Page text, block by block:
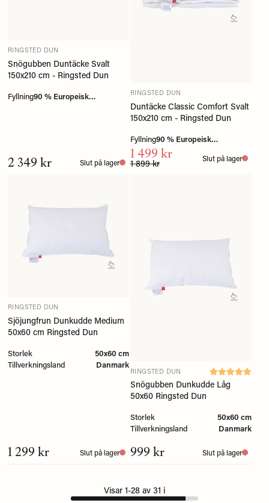
RINGSTED DUN
Snögubben Duntäcke Svalt
150x210 cm - Ringsted Dun
Fyllning90 % Europeisk
2 349 kr Slut på lager
RINGSTED DUN
Duntäcke Classic Comfort Svalt
150x210 cm - Ringsted Dun
Fyllning90 % Europeisk
myskanddun
1 899 kr
1 499 kr Slut på lager
RINGSTED DUN
Sjöjungfrun Dunkudde Medium
50x60 cm Ringsted Dun
Storlek
50x60 cm
Tillverkningsland
Danmark
1 299 kr Slut på lager
RINGSTED DUN
Snögubben Dunkudde Låg
50x60 Ringsted Dun
Storlek
50x60 cm
Tillverkningsland
Danmark
999 kr Slut på lager
Visar 1-28 av 31 i